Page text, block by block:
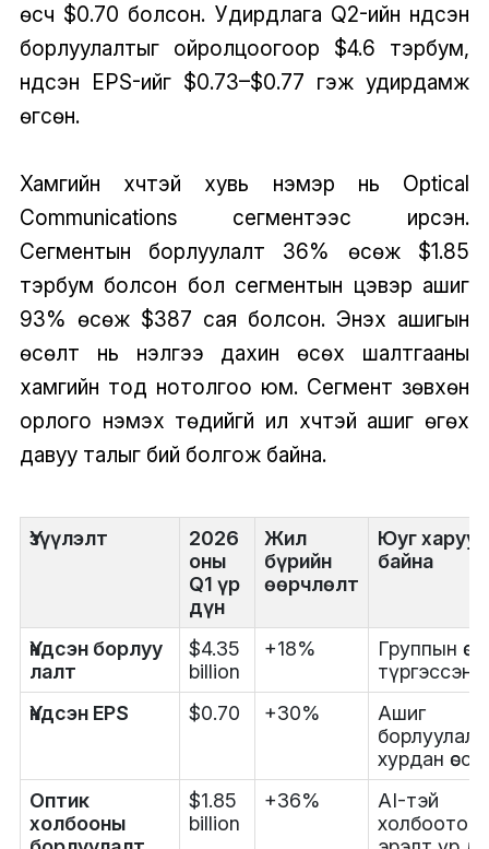
өсч $0.70 болсон. Удирдлага Q2-ийн үндсэн
борлуулалтыг ойролцоогоор $4.6 тэрбум,
үндсэн EPS-ийг $0.73–$0.77 гэж удирдамж
өгсөн.
Хамгийн хүчтэй хувь нэмэр нь Optical
Communications сегментээс ирсэн.
Сегментын борлуулалт 36% өсөж $1.85
тэрбум болсон бол сегментын цэвэр ашиг
93% өсөж $387 сая болсон. Энэхүү ашигын
өсөлт нь үнэлгээ дахин өсөх шалтгааны
хамгийн тод нотолгоо юм. Сегмент зөвхөн
орлого нэмэх төдийгүй илүү хүчтэй ашиг өгөх
давуу талыг бий болгож байна.
Үзүүлэлт
2026
оны
Q1 үр
дүн
Жил
бүрийн
өөрчлөлт
Юуг
байна
Үндсэн борлуу
лалт
$4.35
billion
+18%
Группын
түргэссэн
Үндсэн EPS
$0.70 +30%
Ашиг
хурдан өссөн
Оптик
холбооны
$1.85
billion
+36%
AI-тэй
холбоотой